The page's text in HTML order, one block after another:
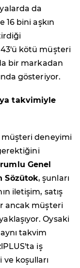
da
16 bini aşkın
kötü müşteri
bir markadan
gösteriyor.
takvimiyle
müşteri deneyimi
Genel
Sözütok, şunları
iletişim, satış
ancak müşteri
Oysaki
takvim
iş
koşulları